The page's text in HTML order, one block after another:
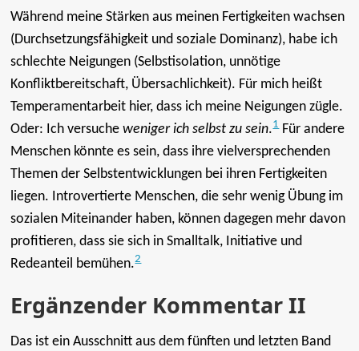
Während meine Stärken aus meinen Fertigkeiten wachsen
(Durchsetzungsfähigkeit und soziale Dominanz), habe ich
schlechte Neigungen (Selbstisolation, unnötige
Konfliktbereitschaft, Übersachlichkeit). Für mich heißt
Temperamentarbeit hier, dass ich meine Neigungen zügle.
Oder: Ich versucheweniger ich selbst zu sein.1Für andere
Menschen könnte es sein, dass ihre vielversprechenden
Themen der Selbstentwicklungen bei ihren Fertigkeiten
liegen. Introvertierte Menschen, die sehr wenig Übung im
sozialen Miteinander haben, können dagegen mehr davon
profitieren, dass sie sich in Smalltalk, Initiative und
Redeanteil bemühen.2
Ergänzender Kommentar II
Das ist ein Ausschnitt aus dem fünften und letzten Band